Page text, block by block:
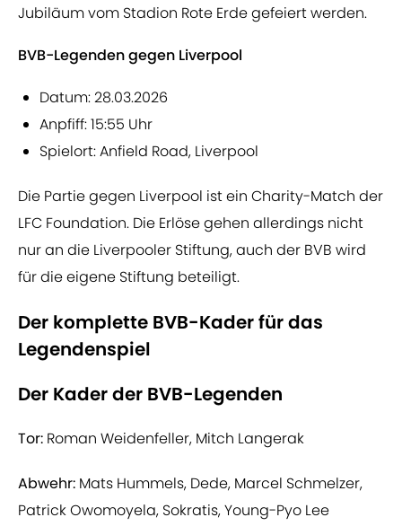
Jubiläum vom Stadion Rote Erde gefeiert werden.
BVB-Legenden gegen Liverpool
Datum: 28.03.2026
Anpfiff: 15:55 Uhr
Spielort: Anfield Road, Liverpool
Die Partie gegen Liverpool ist ein Charity-Match der
LFC Foundation. Die Erlöse gehen allerdings nicht
nur an die Liverpooler Stiftung, auch der BVB wird
für die eigene Stiftung beteiligt.
Der komplette BVB-Kader für das
Legendenspiel
Der Kader der BVB-Legenden
Tor: Roman Weidenfeller, Mitch Langerak
Abwehr: Mats Hummels, Dede, Marcel Schmelzer,
Patrick Owomoyela, Sokratis, Young-Pyo Lee